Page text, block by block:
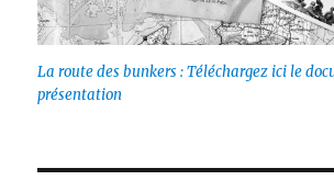
La route des bunkers : Téléchargez ici le
présentation